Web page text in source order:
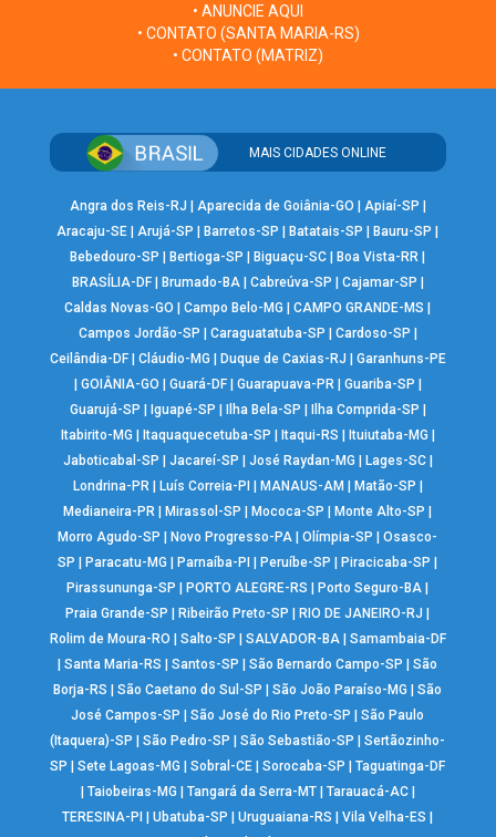
• ANUNCIE AQUI
• CONTATO (SANTA MARIA-RS)
• CONTATO (MATRIZ)
MAIS CIDADES ONLINE
Angra dos Reis-RJ Aparecida de Goiânia-GO Apiaí-SP
Aracaju-SE |Arujá-SP Barretos-SP Batatais-SP Bauru-SP
Bebedouro-SP
Bertioga-SP Biguaçu-SC Boa Vista-RR
BRASÍLIA-DF| Brumado-BA| Cabreúva-SP Cajamar-SP
Caldas Novas-GO
|Campo Belo-MG |CAMPO GRANDE-MS
Campos Jordão-SP
Caraguatatuba-SP Cardoso-SP
Ceilândia-DF| Cláudio-MG Duque de Caxias-RJ
Garanhuns-PE
GOIÂNIA-GO Guará-DF| Guarapuava-PR| Guariba-SP
Guarujá-SP
Iguapé-SP Ilha Bela-SP Ilha Comprida-SP
Itabirito-MG
Itaquaquecetuba-SP Itaqui-RS Ituiutaba-MG
Jaboticabal-SP
Jacareí-SP José Raydan-MG Lages-SC|
Londrina-PR| Luís Correia-PI MANAUS-AM Matão-SP
Medianeira-PR
Mirassol-SP Mococa-SP Monte Alto-SP
Morro Agudo-SP
Novo Progresso-PA |Olímpia-SP |Osasco-
SP
Paracatu-MG Parnaíba-PI Peruíbe-SP Piracicaba-SP
Pirassununga-SP
PORTO ALEGRE-RS Porto Seguro-BA
Praia Grande-SP
Ribeirão Preto-SP RIO DE JANEIRO-RJ
Rolim de Moura-RO
Salto-SP SALVADOR-BA| Samambaia-DF
|Santa Maria-RS |Santos-SP |São Bernardo Campo-SP |São
Borja-RS
|São Caetano do Sul-SP |São João Paraíso-MG |São
José Campos-SP
|São José do Rio Preto-SP |São Paulo
(Itaquera)-SP
|São Pedro-SP |São Sebastião-SP |Sertãozinho-
SP
|Sete Lagoas-MG |Sobral-CE |Sorocaba-SP |Taguatinga-DF
Taiobeiras-MG Tangará da Serra-MT| Tarauacá-AC|
TERESINA-PI
|Ubatuba-SP |Uruguaiana-RS |Vila Velha-ES